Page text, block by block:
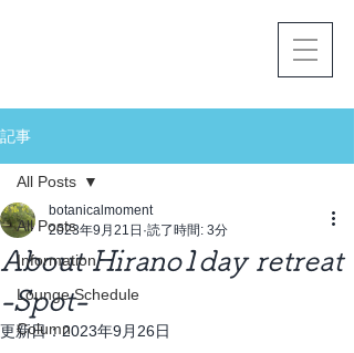
記事
All Posts
Information
Lounge Schedule
Column
All Posts
About Hirano1day retreat
-Spot-
botanicalmoment
2023年9月21日 読了時間: 3分
更新日：2023年9月26日